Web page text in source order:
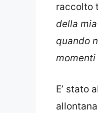
raccolto
della
quando
momenti
E’ stato